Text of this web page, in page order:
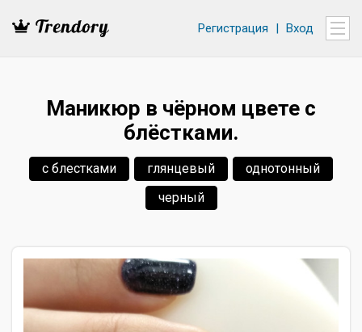
Регистрация | Вход
Маникюр в чёрном цвете с
блёстками.
с блестками глянцевый
однотонный
черный